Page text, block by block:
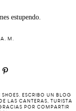
estupendo.
A. M.
ESCRIBO UN BLOG
LAS CANTERAS, TURISTA
POR COMPARTIR